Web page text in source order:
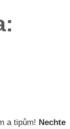
a tipům! Nechte